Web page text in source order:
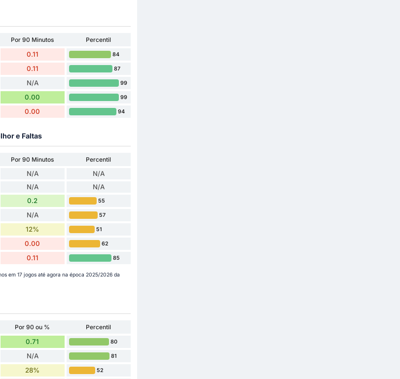
Por 90 Minutos
Percentil
0.11 84
0.11 87
N/A 99
0.00 99
0.00 94
e Faltas
Por 90 Minutos
Percentil
N/A N/A
N/A N/A
0.2 55
N/A 57
12% 51
0.00 62
0.11 85
em 17 jogos até agora na época 2025/2026 da
Por 90 ou %
Percentil
0.71 80
N/A 81
28% 52